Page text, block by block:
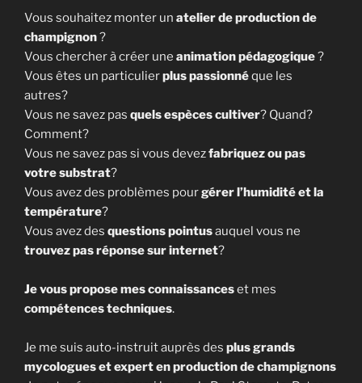
Vous souhaitez monter un atelier de production de
champignon?
Vous chercher à créer une animation pédagogique?
Vous êtes un particulierplus passionnéque les
autres?
Vous ne savez pas quels espèces cultiver? Quand?
Comment?
Vous ne savez pas si vous devezfabriquez ou pas
votre substrat?
Vous avez des problèmes pourgérer l’humidité et la
température?
Vous avez des questions pointusauquel vous ne
trouvez pas réponse sur internet?
Je vous propose mes connaissanceset mes
compétences techniques.
Je me suis auto-instruit auprès des plus grands
mycologues et expert en production de champignons